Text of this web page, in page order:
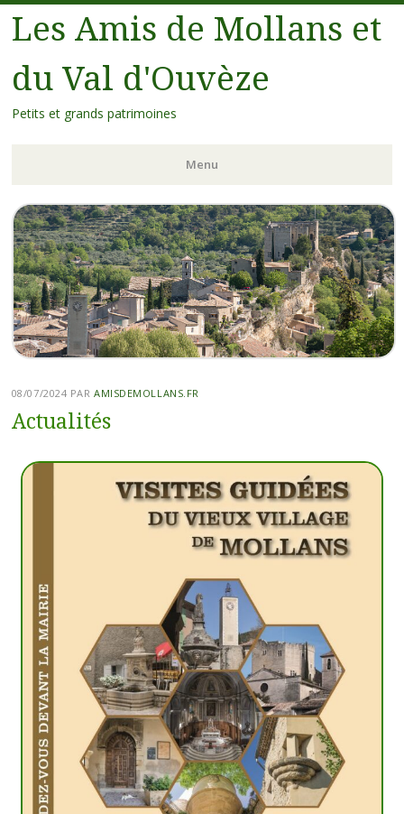
Les Amis de Mollans et
du Val d'Ouvèze
Petits et grands patrimoines
Menu
08/07/2024 PARAMISDEMOLLANS.FR
Actualités